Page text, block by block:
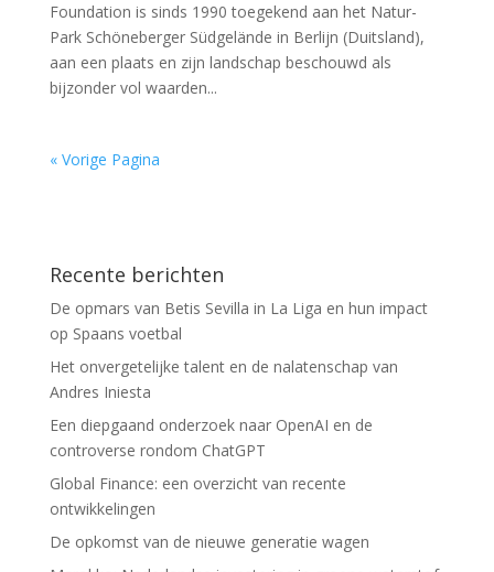
Foundation is sinds 1990 toegekend aan het Natur-
Park Schöneberger Südgelände in Berlijn (Duitsland),
aan een plaats en zijn landschap beschouwd als
bijzonder vol waarden...
« Vorige Pagina
Recente berichten
De opmars van Betis Sevilla in La Liga en hun impact
op Spaans voetbal
Het onvergetelijke talent en de nalatenschap van
Andres Iniesta
Een diepgaand onderzoek naar OpenAI en de
controverse rondom ChatGPT
Global Finance: een overzicht van recente
ontwikkelingen
De opkomst van de nieuwe generatie wagen